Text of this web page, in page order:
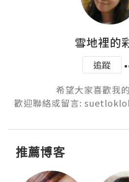
雪地裡的
追蹤
希望大家喜歡我
歡迎聯絡或留言:
推薦博客